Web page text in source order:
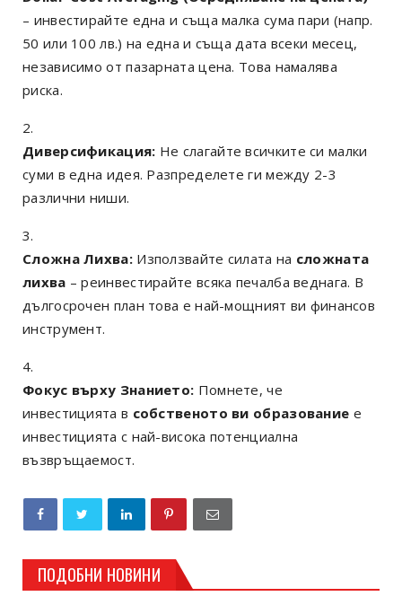
– инвестирайте една и съща малка сума пари (напр.
50 или 100 лв.) на една и съща дата всеки месец,
независимо от пазарната цена. Това намалява
риска.
Диверсификация: Не слагайте всичките си малки
суми в една идея. Разпределете ги между 2-3
различни ниши.
Сложна Лихва:Използвайте силата на сложната
лихва – реинвестирайте всяка печалба веднага. В
дългосрочен план това е най-мощният ви финансов
инструмент.
Фокус върху Знанието: Помнете, че
инвестицията в собственото ви образование е
инвестицията с най-висока потенциална
възвръщаемост.
ПОДОБНИ НОВИНИ